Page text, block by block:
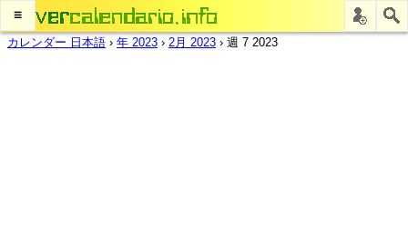
≡
カレンダー 日本語 › 年 2023 › 2月 2023 › 週 7 2023